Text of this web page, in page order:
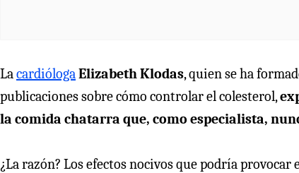
LacardiólogaElizabeth Klodas, quien se ha
publicaciones sobre cómo controlar el colesterol,
la comida chatarra que, como especialista,
¿La razón? Los efectos nocivos que podría provocar